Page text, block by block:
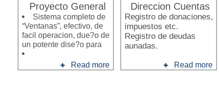
Direccion Cuentas
Registro de donaciones,
impuestos etc.
Registro de deudas
aunadas.
Read more
Proyecto General
Sistema completo de
“Ventanas”, efectivo, de
facil operacion, due?o de
un potente dise?o para
Read more